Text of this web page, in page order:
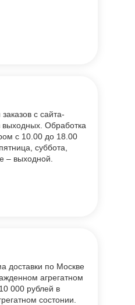
с сайта-
выходных. Обработка
с 10.00 до 18.00
суббота,
– выходной.
доставки по Москве
агрегатном
000 рублей в
состонии.